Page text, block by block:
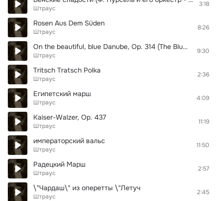
Штраус
3:18
Rosen Aus Dem Süden
Штраус
8:26
On the beautiful, blue Danube, Op. 314 (The Blue Danube Waltz) - Johann Strauss II - 8D Binaural Sound (8D Binaural Sound - Music Therapy)
Штраус
9:30
Tritsch Tratsch Polka
Штраус
2:36
Египетский марш
Штраус
4:09
Kaiser-Walzer, Op. 437
Штраус
11:19
императорский вальс
Штраус
11:50
Радецкий Марш
Штраус
2:57
\"Чардаш\" из оперетты \"Летуч
Штраус
2:45